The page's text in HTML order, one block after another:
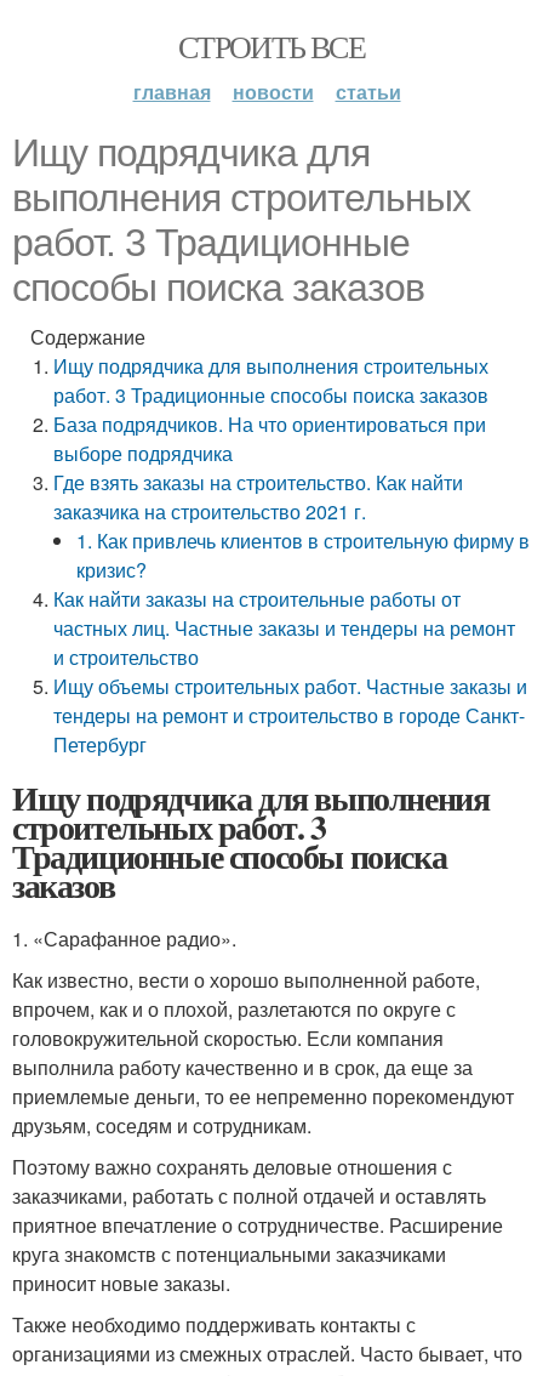
СТРОИТЬ ВСЕ
главная новости статьи
Ищу подрядчика для
выполнения строительных
работ. 3 Традиционные
способы поиска заказов
Содержание
Ищу подрядчика для выполнения строительных
работ. 3 Традиционные способы поиска заказов
База подрядчиков. На что ориентироваться при
выборе подрядчика
Где взять заказы на строительство. Как найти
заказчика на строительство 2021 г.
1. Как привлечь клиентов в строительную фирму в
кризис?
Как найти заказы на строительные работы от
частных лиц. Частные заказы и тендеры на ремонт
и строительство
Ищу объемы строительных работ. Частные заказы и
тендеры на ремонт и строительство в городе Санкт-
Петербург
Ищу подрядчика для выполнения
строительных работ. 3
Традиционные способы поиска
заказов
1. «Сарафанное радио».
Как известно, вести о хорошо выполненной работе,
впрочем, как и о плохой, разлетаются по округе с
головокружительной скоростью. Если компания
выполнила работу качественно и в срок, да еще за
приемлемые деньги, то ее непременно порекомендуют
друзьям, соседям и сотрудникам.
Поэтому важно сохранять деловые отношения с
заказчиками, работать с полной отдачей и оставлять
приятное впечатление о сотрудничестве. Расширение
круга знакомств с потенциальными заказчиками
приносит новые заказы.
Также необходимо поддерживать контакты с
организациями из смежных отраслей. Часто бывает, что